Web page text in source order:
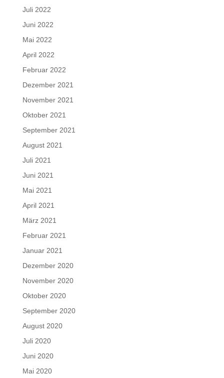
Juli 2022
Juni 2022
Mai 2022
April 2022
Februar 2022
Dezember 2021
November 2021
Oktober 2021
September 2021
August 2021
Juli 2021
Juni 2021
Mai 2021
April 2021
März 2021
Februar 2021
Januar 2021
Dezember 2020
November 2020
Oktober 2020
September 2020
August 2020
Juli 2020
Juni 2020
Mai 2020